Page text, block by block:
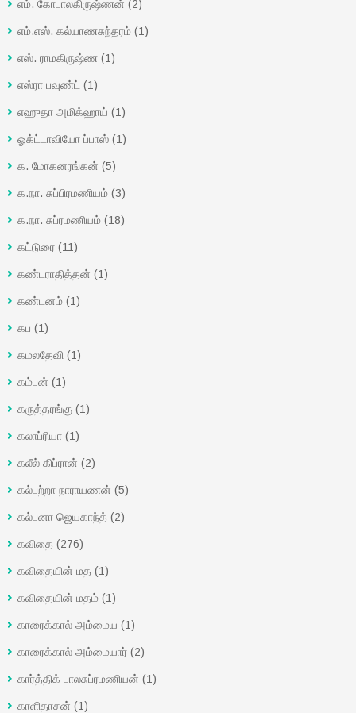
எம். கோபாலகிருஷ்ணன் (2)
எம்.எஸ். கல்யாணசுந்தரம் (1)
எஸ். ராமகிருஷ்ண (1)
எஸ்ரா பவுண்ட் (1)
எஹுதா அமிக்ஹாய் (1)
ஓக்ட்டாவியோ ப்பாஸ் (1)
க. மோகனரங்கன் (5)
க.நா. சுப்பிரமணியம் (3)
க.நா. சுப்ரமணியம் (18)
கட்டுரை (11)
கண்டராதித்தன் (1)
கண்டனம் (1)
கப (1)
கமலதேவி (1)
கம்பன் (1)
கருத்தரங்கு (1)
கலாப்ரியா (1)
கலீல் கிப்ரான் (2)
கல்பற்றா நாராயணன் (5)
கல்பனா ஜெயகாந்த் (2)
கவிதை (276)
கவிதையின் மத (1)
கவிதையின் மதம் (1)
காரைக்கால் அம்மைய (1)
காரைக்கால் அம்மையார் (2)
கார்த்திக் பாலசுப்ரமணியன் (1)
காளிதாசன் (1)